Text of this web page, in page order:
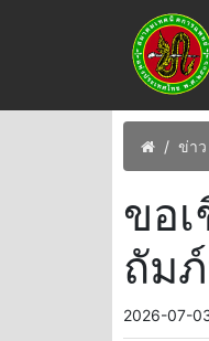
ข่าว
ขอ
ถัม
2026-07-